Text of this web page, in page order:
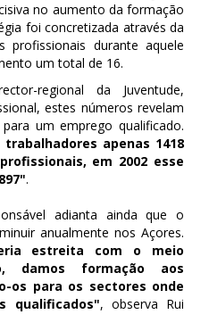
no aumento da formação
foi concretizada através da
profissionais durante aquele
um total de 16.
regional da Juventude,
estes números revelam
um emprego qualificado.
apenas 1418
em 2002 esse
.
adianta ainda que o
anualmente nos Açores.
estreita com o meio
damos formação aos
os para os sectores onde
qualificados", observa Rui